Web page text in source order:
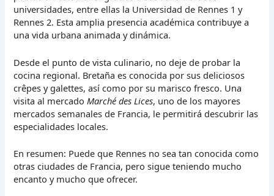
universidades, entre ellas la Universidad de Rennes 1 y
Rennes 2. Esta amplia presencia académica contribuye a
una vida urbana animada y dinámica.
Desde el punto de vista culinario, no deje de probar la
cocina regional. Bretaña es conocida por sus deliciosos
crêpes y galettes, así como por su marisco fresco. Una
visita al mercado Marché des Lices, uno de los mayores
mercados semanales de Francia, le permitirá descubrir las
especialidades locales.
En resumen: Puede que Rennes no sea tan conocida como
otras ciudades de Francia, pero sigue teniendo mucho
encanto y mucho que ofrecer.